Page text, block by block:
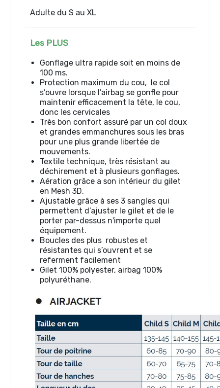
Adulte du S au XL
Les PLUS
Gonflage ultra rapide soit en moins de
100 ms.
Protection maximum du cou, le col
s’ouvre lorsque l’airbag se gonfle pour
maintenir efficacement la tête, le cou,
donc les cervicales
Très bon confort assuré par un col doux
et grandes emmanchures sous les bras
pour une plus grande libertée de
mouvements.
Textile technique, très résistant au
déchirement et à plusieurs gonflages.
Aération grâce a son intérieur du gilet
en Mesh 3D.
Ajustable grâce à ses 3 sangles qui
permettent d’ajuster le gilet et de le
porter par-dessus n'importe quel
équipement.
Boucles des plus robustes et
résistantes qui s’ouvrent et se
referment facilement
Gilet 100% polyester, airbag 100%
polyuréthane.